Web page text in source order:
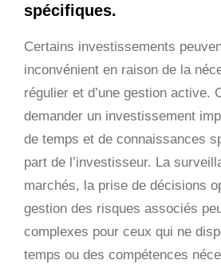
spécifiques.
Certains investissements
inconvénient en raison de la
régulier et d’une gestion active.
demander un investissement
de temps et de connaissances
part de l’investisseur. La
marchés, la prise de décisions
gestion des risques associés
complexes pour ceux qui ne
temps ou des compétences